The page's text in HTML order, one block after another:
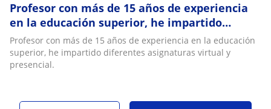
Profesor con más de 15 años de experiencia
en la educación superior, he impartido
diferentes asignaturas virtual y presencial
Profesor con más de 15 años de experiencia en la educación
superior, he impartido diferentes asignaturas virtual y
presencial.